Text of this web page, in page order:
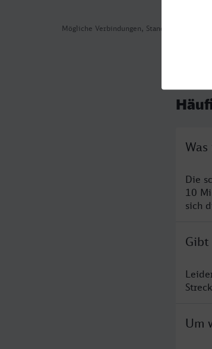
Mögliche Verbindungen, Stand: 2026-07-30
Die
10
sich
Gibt
Um